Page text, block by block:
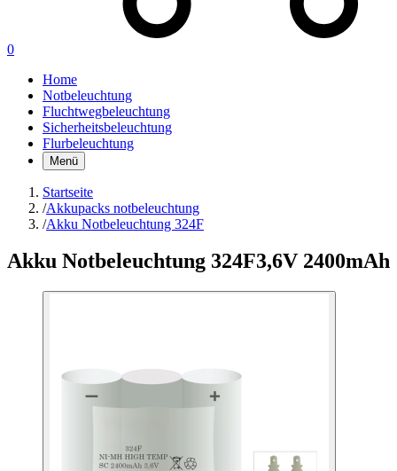
0
Home
Notbeleuchtung
Fluchtwegbeleuchtung
Sicherheitsbeleuchtung
Flurbeleuchtung
Menü
Startseite
/Akkupacks notbeleuchtung
/Akku Notbeleuchtung 324F
Akku Notbeleuchtung 324F3,6V 2400mAh